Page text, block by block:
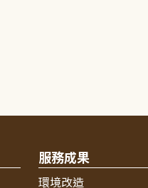
服務成果
環境改造